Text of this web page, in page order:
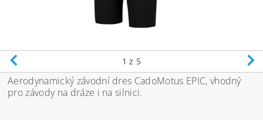
1 z 5
Aerodynamický závodní dres CadoMotus EPIC, vhodný
pro závody na dráze i na silnici.